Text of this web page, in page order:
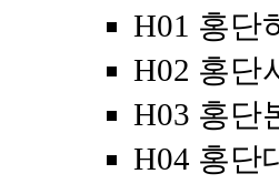
H01 홍단
H02 홍단
H03 홍단
H04 홍단